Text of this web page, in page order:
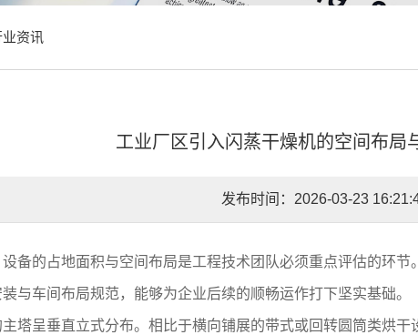
业资讯
工业厂区引入闪蒸干燥机的空间布局
发布时间：2026-03-23
备的占地面积与空间布局是工程技术团队必须重点评估的环
与车间布局规范，能够为企业后续的顺畅运作打下坚实基础。
塔呈垂直立式分布。相比于横向铺展的带式或回转圆筒类烘干